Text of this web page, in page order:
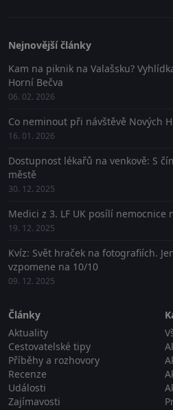
Nejnovější články
Kam na piknik na Valašsku?
Horní Bečva
06. 02. 2026
Co neminout při návštěvě Nových
16. 01. 2026
Dostupnost lékařů na venkově: S
městě
30. 12. 2025
Medici z 3. LF UK posílí nemocnice
19. 12. 2025
Kvíz: Svět hraček na fotografiích.
vzpomene na 10/10
09. 12. 2025
Články
Aktuality
Cestovatelské tipy
Příběhy a rozhovory
Recenze
Události
Zajímavosti